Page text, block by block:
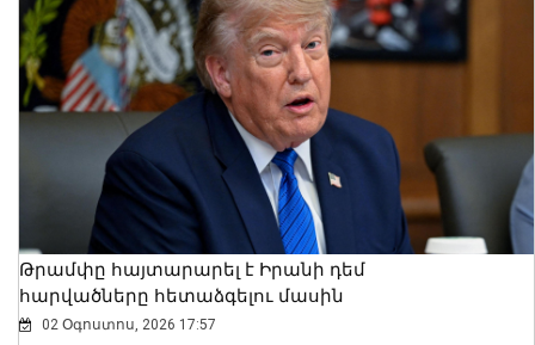
դանակահարության դեպք են
բացահայտել․ կատարվում է
նախաքննություն
07 Օգոստոս, 2026 21:30
Թրամփը հայտարարել է Իրանի դեմ
հարվածները հետաձգելու մասին
02 Օգոստոս, 2026 17:57